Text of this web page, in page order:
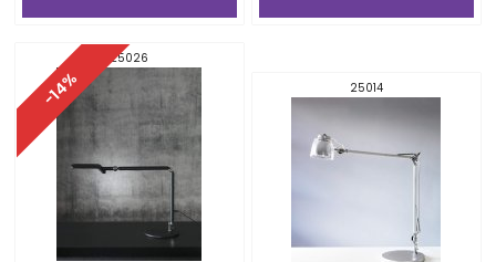
-14%
25026
25014